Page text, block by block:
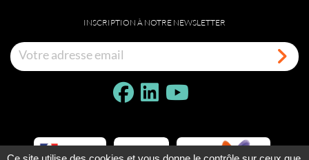
INSCRIPTION À NOTRE NEWSLETTER